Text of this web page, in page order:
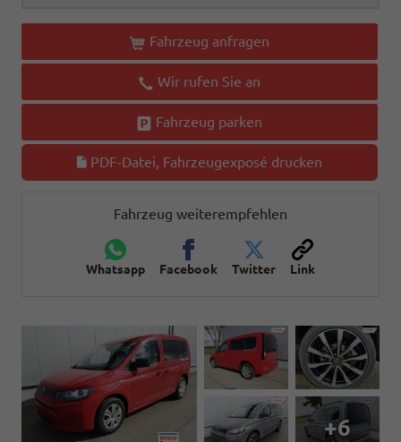
Fahrzeug anfragen
Wir rufen Sie an
Fahrzeug parken
PDF-Datei, Fahrzeugexposé drucken
Fahrzeug weiterempfehlen
Whatsapp Facebook Twitter Link
+6